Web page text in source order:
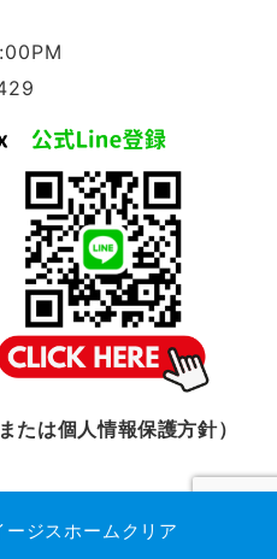
たは個人情報保護方針）
ージスホームクリア